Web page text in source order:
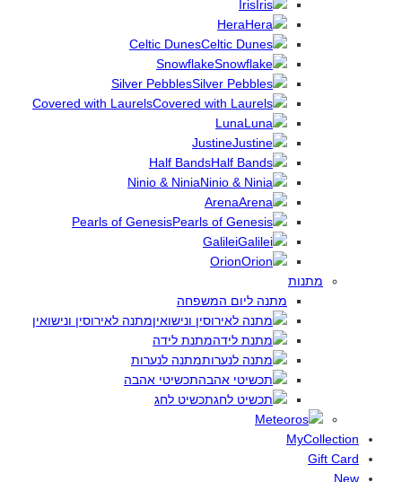
Iris
Hera
Celtic Dunes
Snowflake
Silver Pebbles
Covered with Laurels
Luna
Justine
Half Bands
Ninio & Ninia
Arena
Pearls of Genesis
Galilei
Orion
מתנות
מתנה ליום המשפחה
מתנה לאירוסין ונישואין
מתנת לידה
מתנה לנערות
תכשיטי אהבה
תכשיט לחג
MyCollection
Gift Card
New